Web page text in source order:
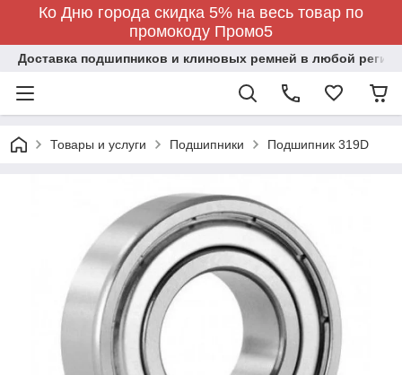
Ко Дню города скидка 5% на весь товар по
промокоду Промо5
Доставка подшипников и клиновых ремней в любой регион
Товары и услуги Подшипники Подшипник 319D